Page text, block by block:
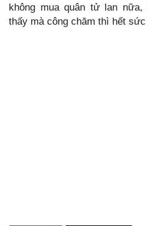
không mua quân tử lan
thấy mà công chăm thì hết sức